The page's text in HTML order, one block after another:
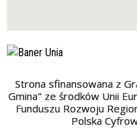
Strona sfinansowana z
Gmina" ze środków Unii
Funduszu Rozwoju
Polska